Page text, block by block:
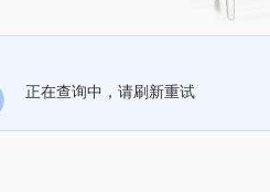
正在查询中，请刷新重试